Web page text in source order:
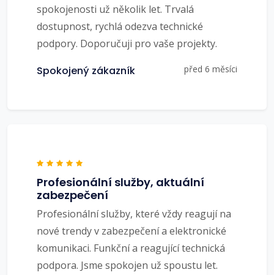
spokojenosti už několik let. Trvalá
dostupnost, rychlá odezva technické
podpory. Doporučuji pro vaše projekty.
Spokojený zákazník před 6 měsíci
Profesionální služby, aktuální
zabezpečení
Profesionální služby, které vždy reagují na
nové trendy v zabezpečení a elektronické
komunikaci. Funkční a reagující technická
podpora. Jsme spokojen už spoustu let.